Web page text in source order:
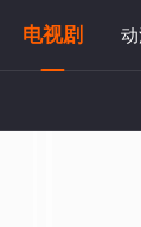
电视剧